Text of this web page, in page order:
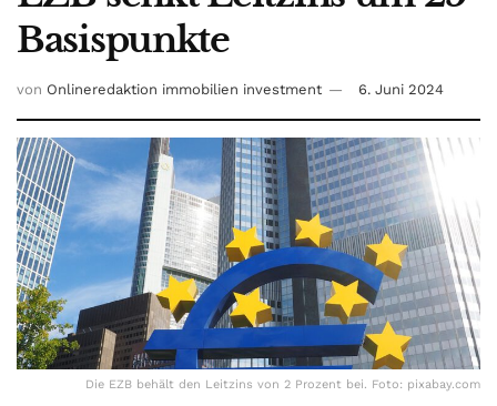
Basispunkte
von Onlineredaktion immobilien investment 6. Juni 2024
Die EZB behält den Leitzins von 2 Prozent bei. Foto: pixabay.com